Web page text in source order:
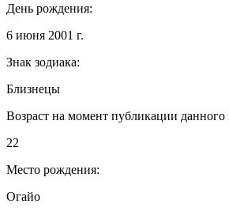
День рождения:
6 июня 2001 г.
Знак зодиака:
Близнецы
Возраст на момент публикации данного
22
Место рождения:
Огайо